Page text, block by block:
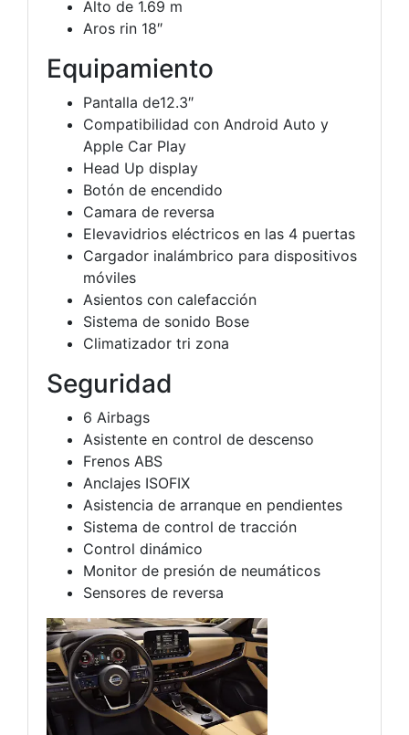
Alto de 1.69 m
Aros rin 18″
Equipamiento
Pantalla de12.3″
Compatibilidad con Android Auto y
Apple Car Play
Head Up display
Botón de encendido
Camara de reversa
Elevavidrios eléctricos en las 4 puertas
Cargador inalámbrico para dispositivos
móviles
Asientos con calefacción
Sistema de sonido Bose
Climatizador tri zona
Seguridad
6 Airbags
Asistente en control de descenso
Frenos ABS
Anclajes ISOFIX
Asistencia de arranque en pendientes
Sistema de control de tracción
Control dinámico
Monitor de presión de neumáticos
Sensores de reversa